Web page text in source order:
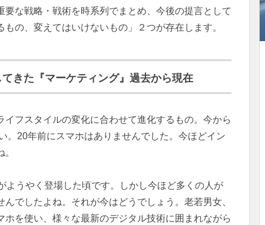
な戦略・戦術を時系列でまとめ、今後の提言として
の、変えてはいけないもの」２つが存在します。
きた『マーケティング』過去から現在
フスタイルの変化に合わせて進化するもの。今から
20年前にスマホはありませんでした。 今ほどイン
ようやく登場した頃です。しかし今ほど多くの人が
でしたよね。それが今はどうでしょう。老若男女、
を使い、様々な最新のデジタル技術に囲まれながら